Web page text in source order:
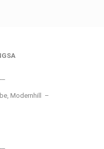
Modernhill –